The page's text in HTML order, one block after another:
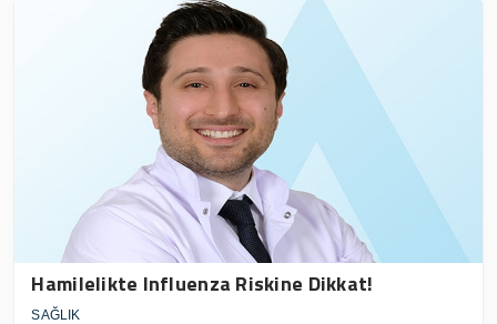
Hamilelikte Influenza Riskine Dikkat!
SAĞLIK